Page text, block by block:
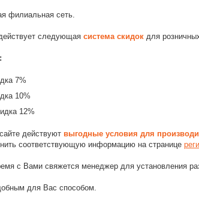
филиальная сеть.
следующая система скидок для
7%
10%
12%
действуют выгодные условия для
соответствующую информацию на странице
с Вами свяжется менеджер для установления
для Вас способом.